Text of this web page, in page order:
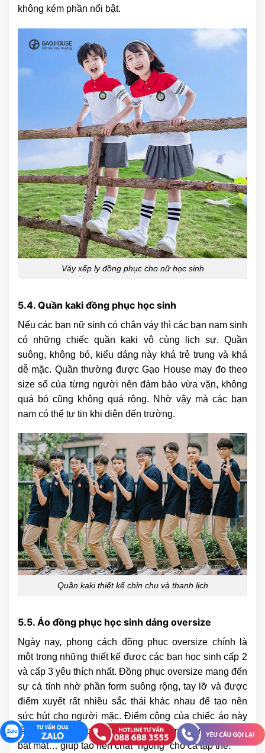
không kém phần nổi bật.
Váy xếp ly đồng phục cho nữ học sinh
5.4. Quần kaki đồng phục học sinh
Nếu các bạn nữ sinh có chân váy thì các bạn nam sinh
có những chiếc quần kaki vô cùng lịch sự. Quần
suông, không bó, kiểu dáng này khá trẻ trung và khá
dễ mặc. Quần thường được Gạo House may đo theo
size số của từng người nên đảm bảo vừa vặn, không
quá bó cũng không quá rộng. Nhờ vậy mà các bạn
nam có thể tự tin khi diện đến trường.
Quần kaki thiết kế chỉn chu và thanh lịch
5.5. Áo đồng phục học sinh dáng oversize
Ngày nay, phong cách đồng phục oversize chính là
một trong những thiết kế được các bạn học sinh cấp 2
và cấp 3 yêu thích nhất. Đồng phục oversize mang đến
sự cá tính nhờ phần form suông rộng, tay lỡ và được
điểm xuyết rất nhiều sắc thái khác nhau để tạo nên
sức hút cho người mặc. Điểm cộng của chiếc áo này
là được may từ chất liệu thiên nhiên mềm mịn, hình in
bắt mắt… giúp tạo nên chất “ngông” cho cả tập thể.